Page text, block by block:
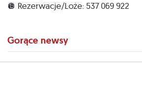
🪩 Rezerwacje/Loże: 537 069 922
Gorące newsy